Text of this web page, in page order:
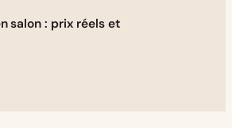
salon : prix réels et